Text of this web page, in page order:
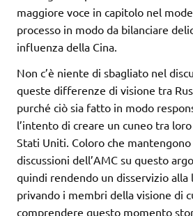
maggiore voce in capitolo nel
processo in modo da bilanciare
influenza della Cina.
Non c’è niente di sbagliato nel
queste differenze di visione tra
purché ciò sia fatto in modo
l’intento di creare un cuneo tra
Stati Uniti. Coloro che
discussioni dell’AMC su questo
quindi rendendo un disservizio alla
privando i membri della visione di
comprendere questo momento